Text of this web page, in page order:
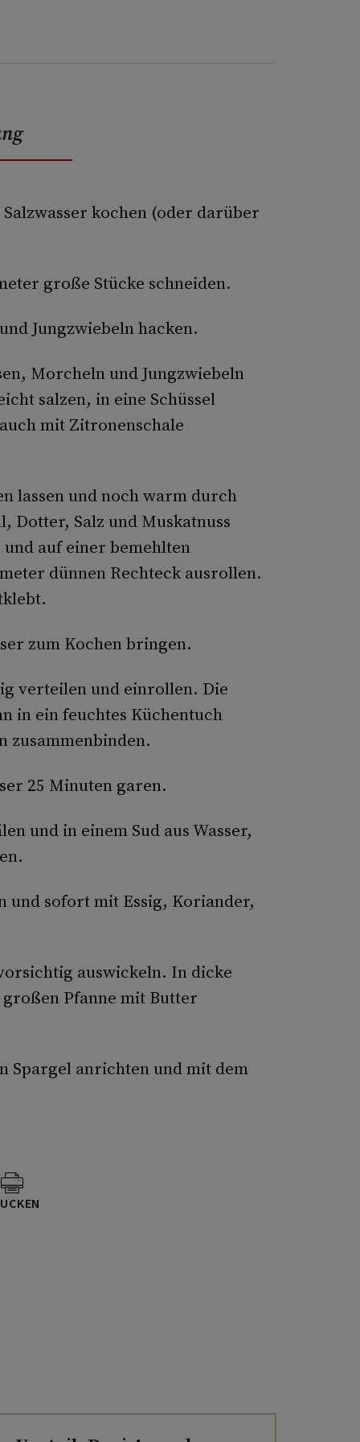
kochen (oder darüber
große Stücke schneiden.
Jungzwiebeln hacken.
Morcheln und Jungzwiebeln
salzen, in eine Schüssel
mit Zitronenschale
lassen und noch warm durch
Dotter, Salz und Muskatnuss
auf einer bemehlten
dünnen Rechteck ausrollen.
zum Kochen bringen.
verteilen und einrollen. Die
in ein feuchtes Küchentuch
zusammenbinden.
25 Minuten garen.
und in einem Sud aus Wasser,
und sofort mit Essig, Koriander,
auswickeln. In dicke
Pfanne mit Butter
Spargel anrichten und mit dem